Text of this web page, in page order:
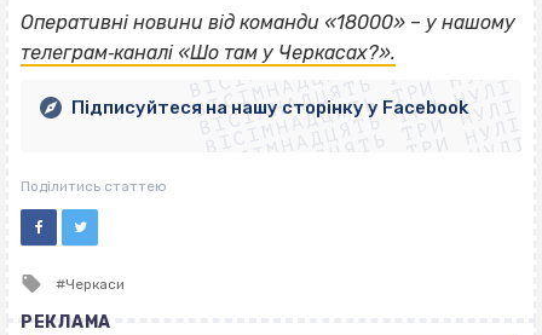
Оперативні новини від команди «18000» – у нашому
телеграм‐каналі «Шо там у Черкасах?».
ВІСІМНАДЦЯТЬ ТРИ НУЛІ
ВІСІМНАДЦЯТЬ ТРИ НУЛІ
ВІСІМНАДЦЯТЬ ТРИ НУЛІ
ВІСІМНАДЦЯТЬ ТРИ НУЛІ
ВІСІМНАДЦЯТЬ ТРИ НУЛІ
ВІСІМНАДЦЯТЬ ТРИ НУЛІ
ВІСІМНАДЦЯТЬ ТРИ НУЛІ
ВІСІМНАДЦЯТЬ ТРИ НУЛІ
Підписуйтеся на нашу сторінку у Facebook
Поділитись статтею
Tagged
Черкаси
РЕКЛАМА